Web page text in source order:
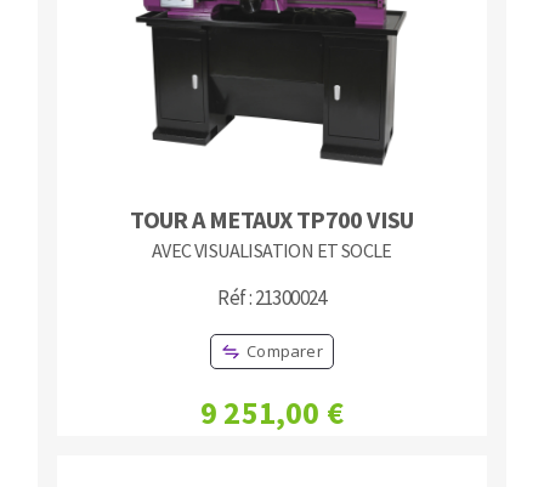
TOUR A METAUX TP700 VISU
AVEC VISUALISATION ET SOCLE
Réf : 21300024
Comparer
9 251,00 €